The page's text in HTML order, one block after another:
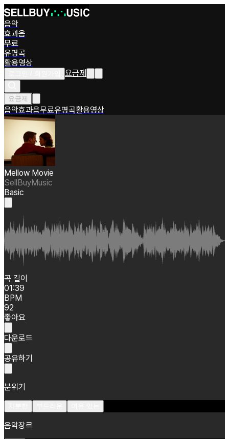
음악
효과음
무료
유명곡
활용영상
요금제
요금제
음악효과음무료유명곡활용영상
Mellow Movie
SellBuyMusic
Basic
곡 길이
01:39
BPM
92
좋아요
다운로드
공유하기
분위기
음악장르